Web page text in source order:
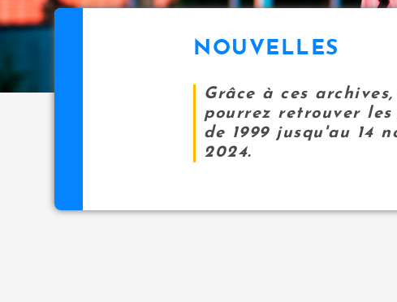
NOUVELLES
Grâce à ces
pourrez retrouver les
de 1999 jusqu'au 14
2024.